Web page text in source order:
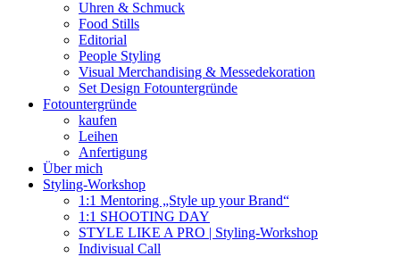
Uhren & Schmuck
Food Stills
Editorial
People Styling
Visual Merchandising & Messedekoration
Set Design Fotountergründe
Fotountergründe
kaufen
Leihen
Anfertigung
Über mich
Styling-Workshop
1:1 Mentoring „Style up your Brand“
1:1 SHOOTING DAY
STYLE LIKE A PRO | Styling-Workshop
Indivisual Call